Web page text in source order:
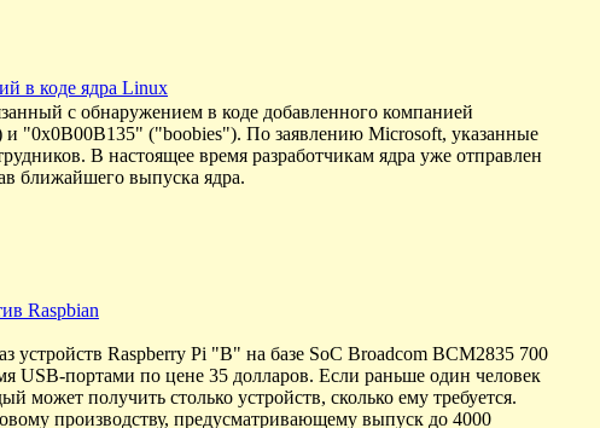
в коде ядра Linux
с обнаружением в коде добавленного компанией
"0x0B00B135" ("boobies"). По заявлению Microsoft, указанные
В настоящее время разработчикам ядра уже отправлен
ближайшего выпуска ядра.
Raspbian
устройств Raspberry Pi "B" на базе SoC Broadcom BCM2835 700
портами по цене 35 долларов. Если раньше один человек
может получить столько устройств, сколько ему требуется.
производству, предусматривающему выпуск до 4000